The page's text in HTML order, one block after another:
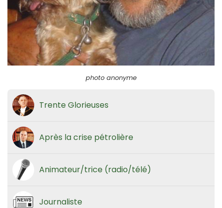
photo anonyme
Trente Glorieuses
Après la crise pétrolière
Animateur/trice (radio/télé)
Journaliste